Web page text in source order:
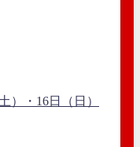
）・16日（日）